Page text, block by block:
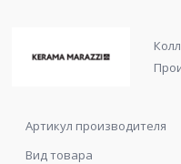
Артикул производителя
Вид товара